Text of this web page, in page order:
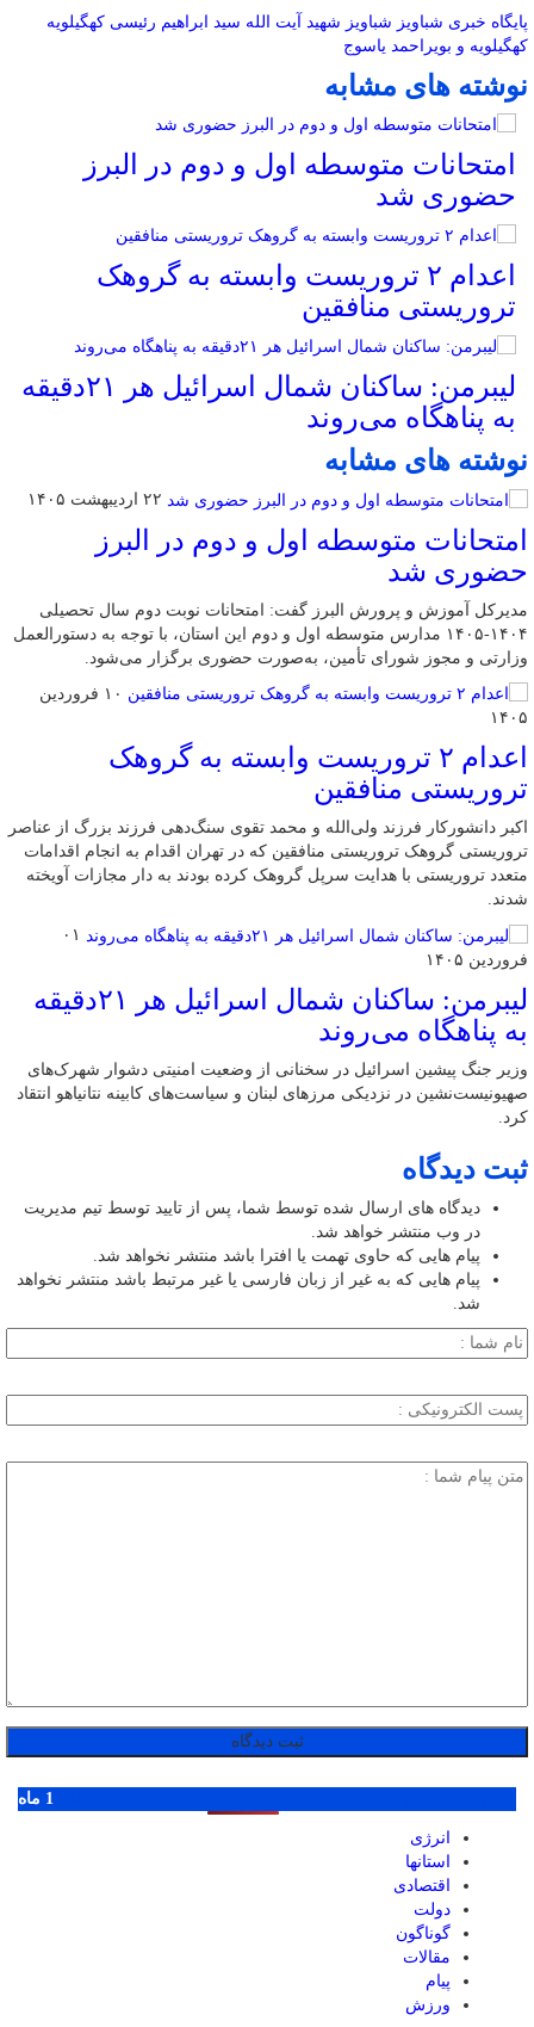
پایگاه خبری شباویز شباویز شهید آیت الله سید ابراهیم رئیسی کهگیلویه
کهگیلویه و بویراحمد یاسوج
نوشته های مشابه
امتحانات متوسطه اول و دوم در البرز
حضوری شد
اعدام ۲ تروریست وابسته به گروهک
تروریستی منافقین
لیبرمن: ساکنان شمال اسرائیل هر ۲۱دقیقه
به پناهگاه می‌روند
نوشته های مشابه
۲۲ اردیبهشت ۱۴۰۵
امتحانات متوسطه اول و دوم در البرز
حضوری شد
مدیرکل آموزش و پرورش البرز گفت: امتحانات نوبت دوم سال تحصیلی
۱۴۰۴-۱۴۰۵ مدارس متوسطه اول و دوم این استان، با توجه به دستورالعمل
وزارتی و مجوز شورای تأمین، به‌صورت حضوری برگزار می‌شود.
۱۰ فروردین
۱۴۰۵
اعدام ۲ تروریست وابسته به گروهک
تروریستی منافقین
اکبر دانشورکار فرزند ولی‌الله و محمد تقوی سنگ‌دهی فرزند بزرگ از عناصر
تروریستی گروهک تروریستی منافقین که در تهران اقدام به انجام اقدامات
متعدد تروریستی با هدایت سرپل گروهک کرده بودند به دار مجازات آویخته
شدند.
۰۱
فروردین ۱۴۰۵
لیبرمن: ساکنان شمال اسرائیل هر ۲۱دقیقه
به پناهگاه می‌روند
وزیر جنگ پیشین اسرائیل در سخنانی از وضعیت امنیتی دشوار شهرک‌های
صهیونیست‌نشین در نزدیکی مرزهای لبنان و سیاست‌های کابینه نتانیاهو انتقاد
کرد.
ثبت دیدگاه
دیدگاه های ارسال شده توسط شما، پس از تایید توسط تیم مدیریت
در وب منتشر خواهد شد.
پیام هایی که حاوی تهمت یا افترا باشد منتشر نخواهد شد.
پیام هایی که به غیر از زبان فارسی یا غیر مرتبط باشد منتشر نخواهد
شد.
1 ماه
انرژی
استانها
اقتصادی
دولت
گوناگون
مقالات
پیام
ورزش